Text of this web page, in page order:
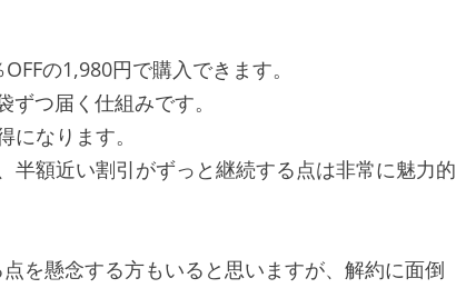
の1,980円で購入できます。
つ届く仕組みです。
なります。
半額近い割引がずっと継続する点は非常に魅力的
を懸念する方もいると思いますが、解約に面倒